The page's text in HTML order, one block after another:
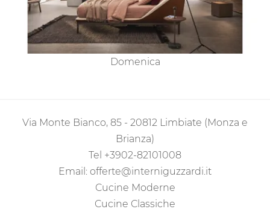
Domenica
Via Monte Bianco, 85 - 20812 Limbiate (Monza e
Brianza)
Tel +3902-82101008
Email: offerte@interniguzzardi.it
Cucine Moderne
Cucine Classiche